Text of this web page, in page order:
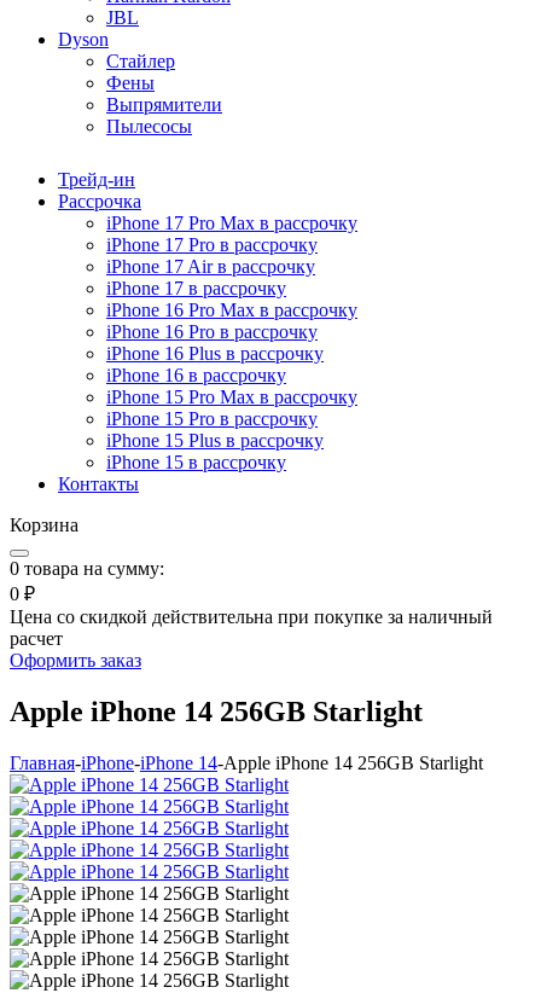
JBL
Dyson
Стайлер
Фены
Выпрямители
Пылесосы
Трейд-ин
Рассрочка
iPhone 17 Pro Max в рассрочку
iPhone 17 Pro в рассрочку
iPhone 17 Air в рассрочку
iPhone 17 в рассрочку
iPhone 16 Pro Max в рассрочку
iPhone 16 Pro в рассрочку
iPhone 16 Plus в рассрочку
iPhone 16 в рассрочку
iPhone 15 Pro Max в рассрочку
iPhone 15 Pro в рассрочку
iPhone 15 Plus в рассрочку
iPhone 15 в рассрочку
Контакты
Корзина
0 товара на сумму:
0 ₽
Цена со скидкой действительна при покупке за наличный
расчет
Оформить заказ
Apple iPhone 14 256GB Starlight
Главная-iPhone-iPhone 14-Apple iPhone 14 256GB Starlight